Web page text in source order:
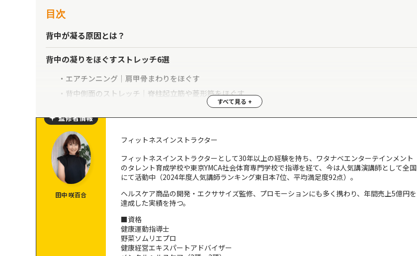
目次
背中が凝る原因とは？
背中の凝りをほぐすストレッチ6選
エアチンニング｜肩甲骨まわりをほぐす
背中側面のストレッチ｜脊柱起立筋や菱形筋をほぐす
脇の下のストレッチ｜脊柱起立筋や広背筋をほぐす
腰をひねるストレッチ｜脊柱起立筋・腹斜筋をほぐす
猫のポーズ｜背骨や肩甲骨まわりをほぐす
フォームローラーを使ったストレッチ｜脊柱起立筋をほぐす
背中のストレッチの効果を高めるコツ
深呼吸をしながら行う
痛みを感じない程度に行う
姿勢は20秒以上キープする
習慣化して続ける
監修者情報
田中 咲百合
フィットネスインストラクター
フィットネスインストラクターとして30年以上の経験を持ち、ワタナベエンターテインメント
のタレント育成学校や東京YMCA社会体育専門学校で指導を経て、今は人気講演講師として全国
にて活動中（2024年度人気講師ランキング東日本7位、平均満足度92点）。
ヘルスケア商品の開発・エクササイズ監修、プロモーションにも多く携わり、年間売上5億円を
達成した実績を持つ。
■資格
健康運動指導士
野菜ソムリエプロ
健康経営エキスパートアドバイザー